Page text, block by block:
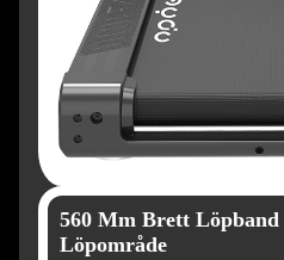
560 Mm Brett
Löpområde